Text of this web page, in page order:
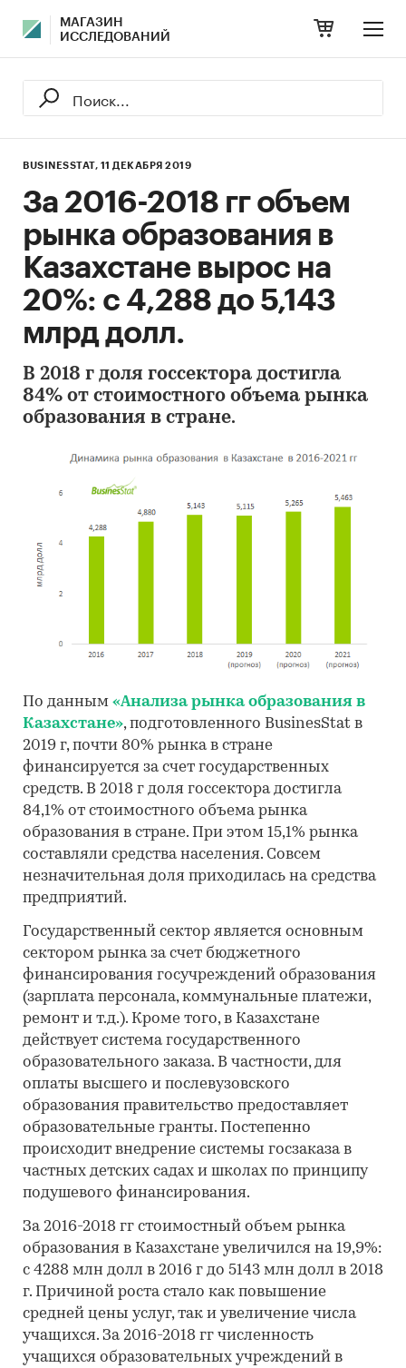
МАГАЗИН
ИССЛЕДОВАНИЙ
BUSINESSTAT, 11 ДЕКАБРЯ 2019
За 2016-2018 гг объем
рынка образования в
Казахстане вырос на
20%: с 4,288 до 5,143
млрд долл.
В 2018 г доля госсектора достигла
84% от стоимостного объема рынка
образования в стране.
По данным «Анализа рынка образования в
Казахстане», подготовленного BusinesStat в
2019 г, почти 80% рынка в стране
финансируется за счет государственных
средств. В 2018 г доля госсектора достигла
84,1% от стоимостного объема рынка
образования в стране. При этом 15,1% рынка
составляли средства населения. Совсем
незначительная доля приходилась на средства
предприятий.
Государственный сектор является основным
сектором рынка за счет бюджетного
финансирования госучреждений образования
(зарплата персонала, коммунальные платежи,
ремонт и т.д.). Кроме того, в Казахстане
действует система государственного
образовательного заказа. В частности, для
оплаты высшего и послевузовского
образования правительство предоставляет
образовательные гранты. Постепенно
происходит внедрение системы госзаказа в
частных детских садах и школах по принципу
подушевого финансирования.
За 2016-2018 гг стоимостный объем рынка
образования в Казахстане увеличился на 19,9%:
с 4288 млн долл в 2016 г до 5143 млн долл в 2018
г. Причиной роста стало как повышение
средней цены услуг, так и увеличение числа
учащихся. За 2016-2018 гг численность
учащихся образовательных учреждений в